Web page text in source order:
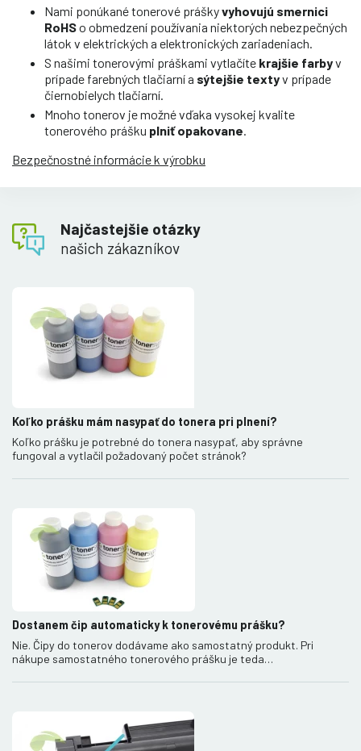
Nami ponúkané tonerové práškyvyhovujú smernici
RoHSo obmedzení používania niektorých nebezpečných
látok v elektrických a elektronických zariadeniach.
S našimi tonerovými práškami vytlačíte krajšie farbyv
prípade farebných tlačiarní a sýtejšie textyv prípade
čiernobielych tlačiarní.
Mnoho tonerov je možné vďaka vysokej kvalite
tonerového prášku plniť opakovane.
Bezpečnostné informácie k výrobku
Najčastejšie otázky
našich zákazníkov
Koľko prášku mám nasypať do tonera pri plnení?
Koľko prášku je potrebné do tonera nasypať, aby správne
fungoval a vytlačil požadovaný počet stránok?
Dostanem čip automaticky k tonerovému prášku?
Nie. Čipy do tonerov dodávame ako samostatný produkt. Pri
nákupe samostatného tonerového prášku je teda…